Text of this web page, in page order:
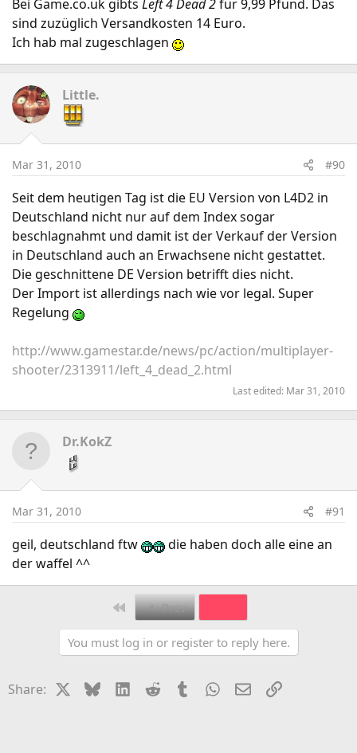
Bei Game.co.uk gibts Left 4 Dead 2für 9,99 Pfund. Das
sind zuzüglich Versandkosten 14 Euro.
Ich hab mal zugeschlagen
Little.
Mar 31, 2010 #90
Seit dem heutigen Tag ist die EU Version von L4D2 in
Deutschland nicht nur auf dem Index sogar
beschlagnahmt und damit ist der Verkauf der Version
in Deutschland auch an Erwachsene nicht gestattet.
Die geschnittene DE Version betrifft dies nicht.
Der Import ist allerdings nach wie vor legal. Super
Regelung
http://www.gamestar.de/news/pc/action/multiplayer-
shooter/2313911/left_4_dead_2.html
Last edited: Mar 31, 2010
Dr.KokZ
Mar 31, 2010 #91
geil, deutschland ftw
die haben doch alle eine an
der waffel ^^
First Prev
You must log in or register to reply here.
Share: BlueskyLinkedIn
Reddit TumblrWhatsApp
EmailLink